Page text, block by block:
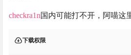
checkra1n国内可能打不开，阿喵这
下载权限